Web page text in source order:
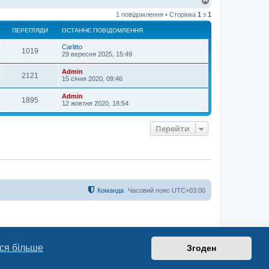
більше Згоден
г
о
1 повідомлення • Сторінка 1 з 1
ПЕРЕГЛЯДИ ОСТАННЄ ПОВІДОМЛЕННЯ
1019
Carlitto
29 вересня 2025, 15:49
2121
Admin
15 січня 2020, 09:46
1895
Admin
12 жовтня 2020, 18:54
Перейти
Часовий пояс UTC+03:00
Команда